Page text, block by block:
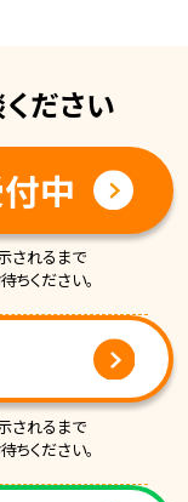
ださい
中
されるまで
ちください。
されるまで
ちください。